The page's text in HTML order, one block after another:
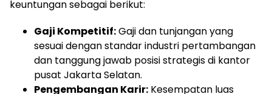
keuntungan sebagai berikut:
Gaji Kompetitif:Gaji dan tunjangan yang
sesuai dengan standar industri pertambangan
dan tanggung jawab posisi strategis di kantor
pusat Jakarta Selatan.
Pengembangan Karir: Kesempatan luas